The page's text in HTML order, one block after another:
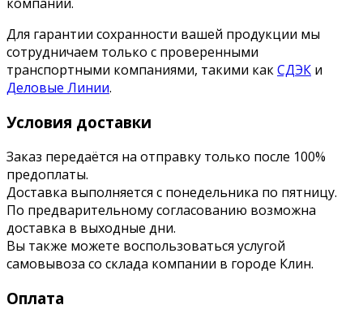
Для гарантии сохранности вашей продукции мы
сотрудничаем только с проверенными
транспортными компаниями, такими какСДЭК и
Деловые Линии.
Условия доставки
Заказ передаётся на отправку только после 100%
предоплаты.
Доставка выполняется с понедельника по пятницу.
По предварительному согласованию возможна
доставка в выходные дни.
Вы также можете воспользоваться услугой
самовывоза со склада компании в городе Клин.
Оплата